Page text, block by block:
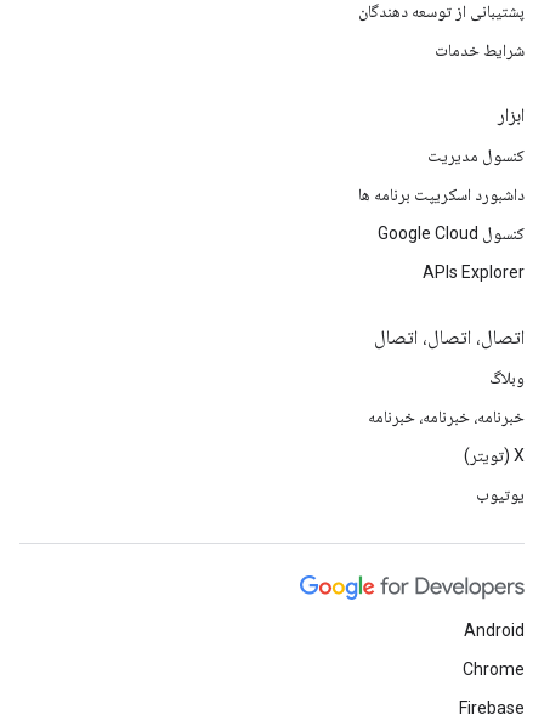
پشتیبانی از توسعه دهندگان
شرایط خدمات
ابزار
کنسول مدیریت
داشبورد اسکریپت برنامه ها
کنسول Google Cloud
APIs Explorer
اتصال، اتصال، اتصال
وبلاگ
خبرنامه، خبرنامه، خبرنامه
X (تویتر)
یوتیوب
Android
Chrome
Firebase